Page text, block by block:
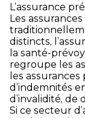
L’assurance
Les
distincts,
la santé-
regroupe les
les
d’indemnités
d’invalidité, de
Si ce secteur